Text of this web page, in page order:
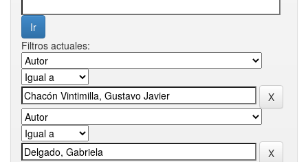
Filtros actuales: